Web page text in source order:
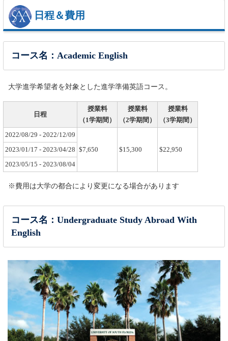
日程＆費用
コース名：Academic English
大学進学希望者を対象とした進学準備英語コース。
日程
授業料
（1学期間）
授業料
（2学期間）
授業料
（3学期間）
2022/08/29 - 2022/12/09
$7,650 $15,300 $22,950
2023/01/17 - 2023/04/28
2023/05/15 - 2023/08/04
※費用は大学の都合により変更になる場合があります
コース名：Undergraduate Study Abroad With
English